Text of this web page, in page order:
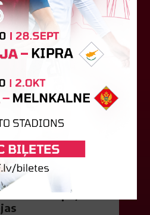
07. augusts 2026.
handikapu, RFS